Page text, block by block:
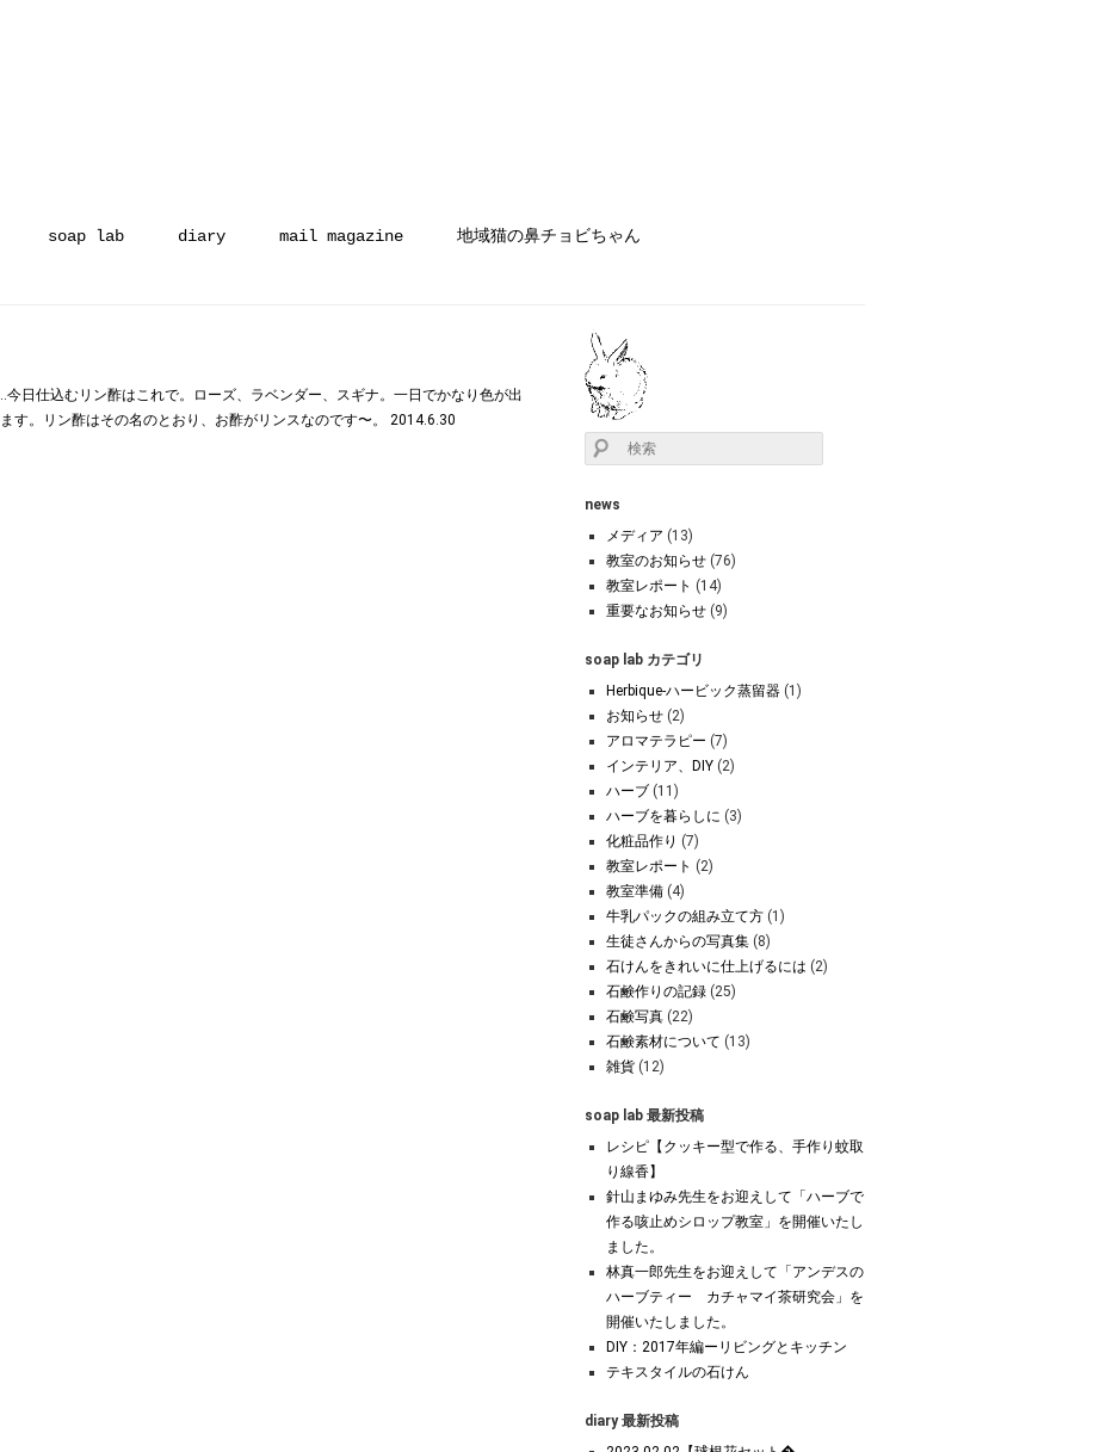
soap lab diary mail magazine 地域猫の鼻チョビちゃん
‥今日仕込むリン酢はこれで。ローズ、ラベンダー、スギナ。一日でかなり色が出
ます。リン酢はその名のとおり、お酢がリンスなのです〜。 2014.6.30
news
メディア (13)
教室のお知らせ (76)
教室レポート (14)
重要なお知らせ (9)
soap lab カテゴリ
Herbique-ハービック蒸留器 (1)
お知らせ (2)
アロマテラピー (7)
インテリア、DIY (2)
ハーブ (11)
ハーブを暮らしに (3)
化粧品作り (7)
教室レポート (2)
教室準備 (4)
牛乳パックの組み立て方 (1)
生徒さんからの写真集 (8)
石けんをきれいに仕上げるには (2)
石鹸作りの記録 (25)
石鹸写真 (22)
石鹸素材について (13)
雑貨 (12)
soap lab 最新投稿
レシピ【クッキー型で作る、手作り蚊取
り線香】
針山まゆみ先生をお迎えして「ハーブで
作る咳止めシロップ教室」を開催いたし
ました。
林真一郎先生をお迎えして「アンデスの
ハーブティー カチャマイ茶研究会」を
開催いたしました。
DIY：2017年編ーリビングとキッチン
テキスタイルの石けん
diary 最新投稿